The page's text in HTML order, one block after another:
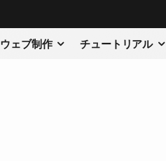
ウェブ制作 チュートリアル